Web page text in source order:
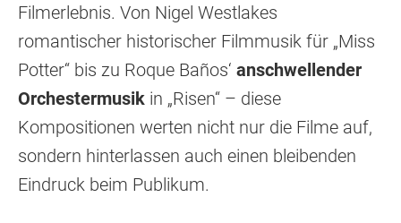
Filmerlebnis. Von Nigel Westlakes
romantischer historischer Filmmusik für „Miss
Potter“ bis zu Roque Baños‘ anschwellender
Orchestermusik in „Risen“ – diese
Kompositionen werten nicht nur die Filme auf,
sondern hinterlassen auch einen bleibenden
Eindruck beim Publikum.